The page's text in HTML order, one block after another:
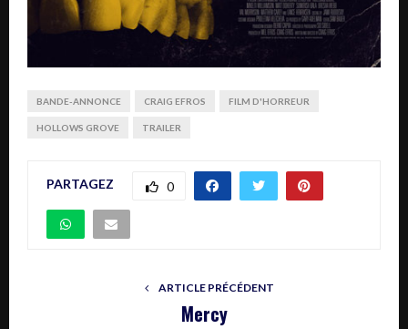
BANDE-ANNONCE CRAIG EFROS FILM D'HORREUR
HOLLOWS GROVE TRAILER
PARTAGEZ 0
ARTICLE PRÉCÉDENT
Mercy